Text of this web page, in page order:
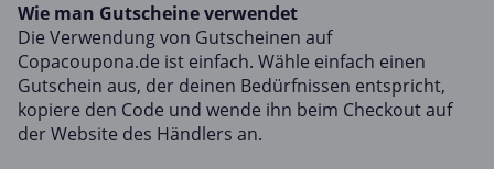
Wie man Gutscheine verwendet
Die Verwendung von Gutscheinen auf
Copacoupona.de ist einfach. Wähle einfach einen
Gutschein aus, der deinen Bedürfnissen entspricht,
kopiere den Code und wende ihn beim Checkout auf
der Website des Händlers an.